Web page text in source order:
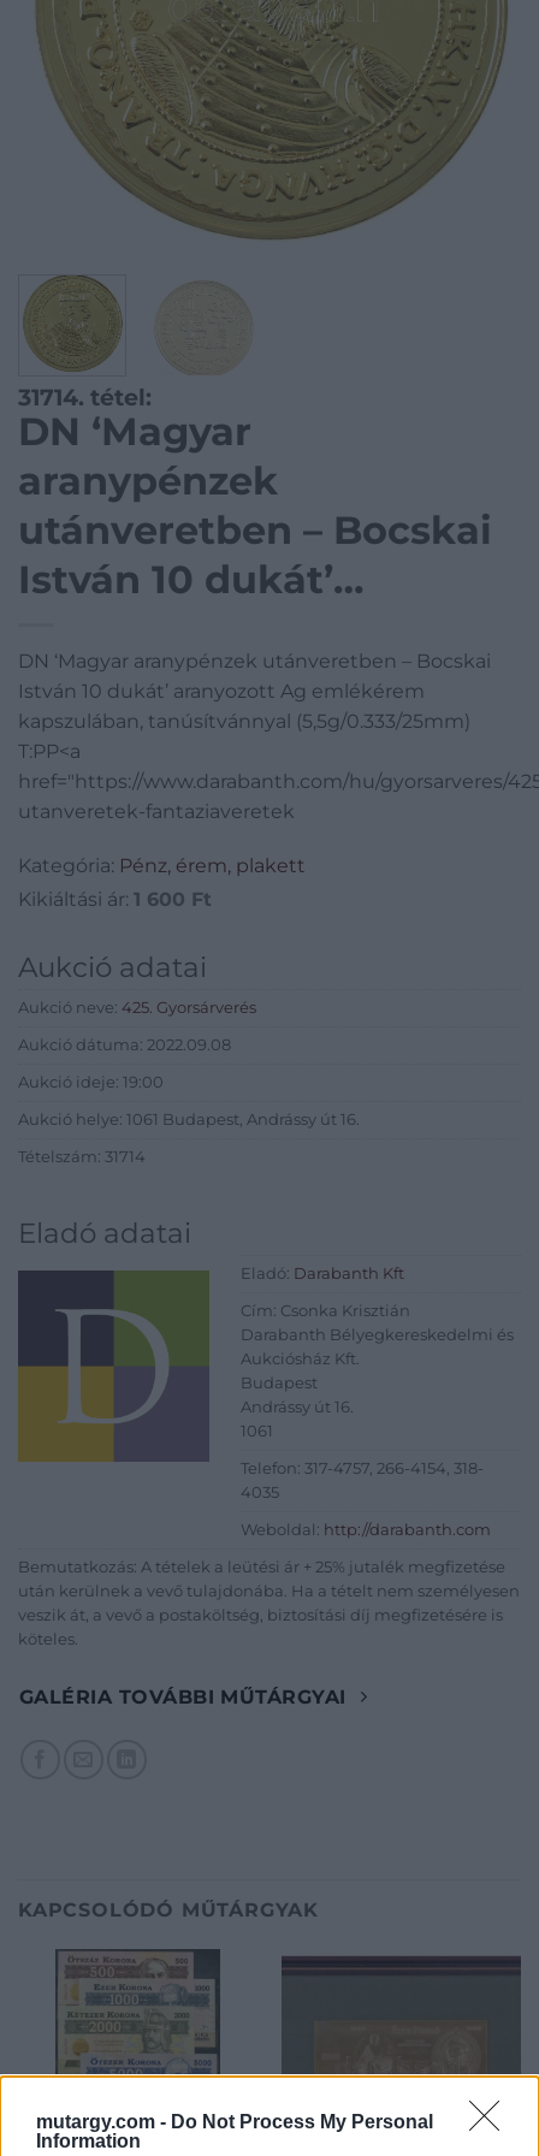
mutargy.com - Do Not Process My Personal
Information
31714. tétel:
DN ‘Magyar
aranypénzek
utánveretben – Bocskai
István 10 dukát’
emlékérem
kapszulában,
tanúsítvánnyal
(5,5g/0.333/25mm) T:PP
DN ‘Magyar aranypénzek utánveretben – Bocskai
István 10 dukát’ aranyozott Ag emlékérem
kapszulában, tanúsítvánnyal (5,5g/0.333/25mm)
T:PP<a
href="https://www.darabanth.com/hu/gyorsarveres/
utanveretek-fantaziaveretek
Kategória: Pénz, érem, plakett
Kikiáltási ár: 1 600 Ft
Aukció adatai
Aukció neve: 425. Gyorsárverés
Aukció dátuma: 2022.09.08
Aukció ideje: 19:00
Aukció helye: 1061 Budapest, Andrássy út 16.
Tételszám: 31714
Eladó adatai
Eladó: Darabanth Kft
Cím: Csonka Krisztián
Darabanth Bélyegkereskedelmi és
Aukciósház Kft.
Budapest
Andrássy út 16.
1061
Telefon: 317-4757, 266-4154, 318-
4035
Weboldal: http://darabanth.com
Bemutatkozás: A tételek a leütési ár + 25% jutalék megfizetése
után kerülnek a vevő tulajdonába. Ha a tételt nem személyesen
veszik át, a vevő a postaköltség, biztosítási díj megfizetésére is
köteles.
GALÉRIA TOVÁBBI MŰTÁRGYAI
KAPCSOLÓDÓ MŰTÁRGYAK